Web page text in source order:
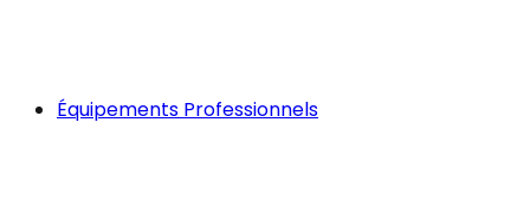
Équipements Professionnels